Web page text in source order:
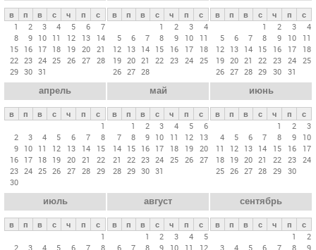
е
в
л
а
к
в п в с ч п
с
1
2 3 4 5 6
7
8
9 10 11 12 13
14
15 16 17 18 19 20 21
22 23 24 25 26 27 28
29 30 31
в п в с ч п
с
1
2 3
4
5
6 7 8 9 10
11
12 13 14 15 16 17
18
19 20 21 22 23 24 25
26 27 28
в п в с ч п
с
1
2 3
4
5
6 7 8 9 10
11
12 13 14 15 16 17
18
19 20 21 22 23 24 25
26 27 28 29 30 31
апрель
в п в с ч п
с
1
2
3 4 5 6 7
8
9 10 11 12 13 14
15
16 17 18 19 20 21
22
23 24 25 26 27 28 29
30
май
в п в с ч п
с
1
2 3 4 5
6
7
8 9 10 11 12
13
14 15 16 17 18 19 20
21
22 23 24 25 26 27
28 29 30 31
июнь
в п в с ч п
с
1
2
3
4
5 6 7 8 9
10
11
12 13 14 15 16
17
18 19 20 21 22 23 24
25 26 27 28 29 30
июль
в п в с ч п
с
1
2
3 4 5 6 7 8
август
в п в с ч п
с
1
2 3 4
5
6
7 8 9 10 11 12
сентябрь
в п в с ч п
с
1
2
3
4 5 6 7 8 9